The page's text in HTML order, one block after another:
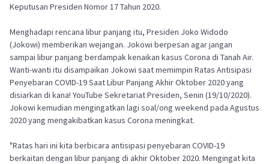
Keputusan Presiden Nomor 17 Tahun 2020.
Menghadapi rencana libur panjang itu, Presiden Joko Widodo
(Jokowi) memberikan wejangan. Jokowi berpesan agar jangan
sampai libur panjang berdampak kenaikan kasus Corona di Tanah Air.
Wanti-wanti itu disampaikan Jokowi saat memimpin Ratas Antisipasi
Penyebaran COVID-19 Saat Libur Panjang Akhir Oktober 2020 yang
disiarkan di kana! YouTube Sekretariat Presiden, Senin (19/10/2020).
Jokowi kemudian mengingatkan lagi soal/ong weekend pada Agustus
2020 yang mengakibatkan kasus Corona meningkat.
"Ratas hari ini kita berbicara antisipasi penyebaran COVID-19
berkaitan dengan libur panjang di akhir Oktober 2020. Mengingat kita